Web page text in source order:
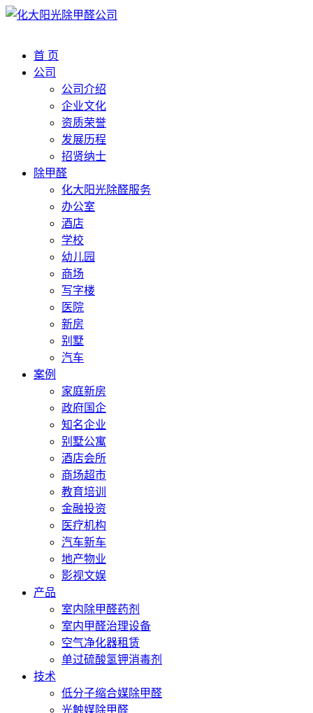
首 页
公司
公司介绍
企业文化
资质荣誉
发展历程
招贤纳士
除甲醛
化大阳光除醛服务
办公室
酒店
学校
幼儿园
商场
写字楼
医院
新房
别墅
汽车
案例
家庭新房
政府国企
知名企业
别墅公寓
酒店会所
商场超市
教育培训
金融投资
医疗机构
汽车新车
地产物业
影视文娱
产品
室内除甲醛药剂
室内甲醛治理设备
空气净化器租赁
单过硫酸氢钾消毒剂
技术
低分子缩合媒除甲醛
光触媒除甲醛